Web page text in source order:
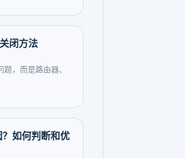
闭方法
，而是路由器、
如何判断和优